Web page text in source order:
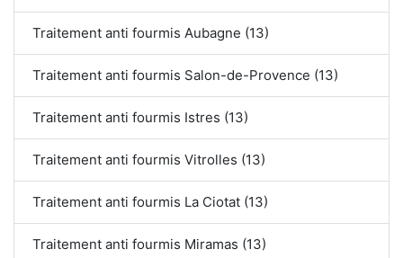
Traitement anti fourmis Aubagne (13)
Traitement anti fourmis Salon-de-Provence (13)
Traitement anti fourmis Istres (13)
Traitement anti fourmis Vitrolles (13)
Traitement anti fourmis La Ciotat (13)
Traitement anti fourmis Miramas (13)